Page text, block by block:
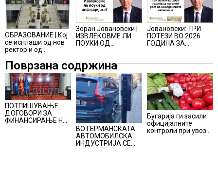
ОБРАЗОВАНИЕ | Кој
се исплаши од нов
ректор и од
Зоран Јовановски |
ИЗВЛЕКОВМЕ ЛИ
ПОУКИ ОД
Јовановски: ТРИ
ПОТЕЗИ ВО 2026
ГОДИНА ЗА
ЕКОНОМИЈА
Поврзана содржина
ПОТПИШУВАЊЕ
ДОГОВОРИ ЗА
ФИНАНСИРАЊЕ НА
ВО ГЕРМАНСКАТА
АВТОМОБИЛСКА
ИНДУСТРИЈА СЕ
Бугарија ги засили
официјалните
контроли при увоз